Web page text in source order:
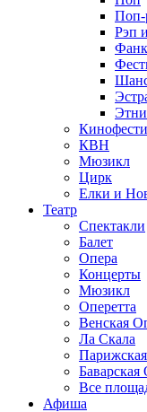
Поп-
Рэп
Фанк
КВН
Мюзикл
Цирк
Елки и
Театр
Спектакли
Балет
Опера
Концерты
Мюзикл
Оперетта
Венская
Ла Скала
Баварская
Все
Афиша